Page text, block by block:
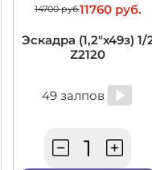
14700 руб.11760 руб.
Эскадра (1,2"х49з) 1/
Z2120
49 залпов